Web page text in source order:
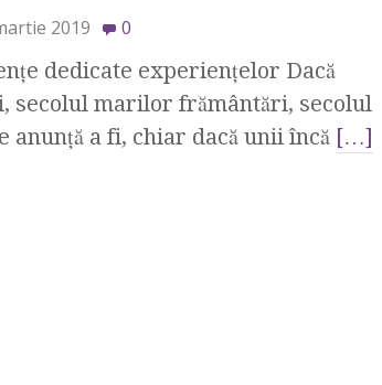
2019 0
dedicate experiențelor Dacă
secolul marilor frământări, secolul
a fi, chiar dacă unii încă […]